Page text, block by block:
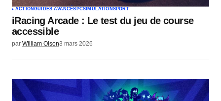
ACTIONGUIDES AVANCÉS PCSIMULATION SPORT
iRacing Arcade : Le test du jeu de course
accessible
par William Olson3 mars 2026